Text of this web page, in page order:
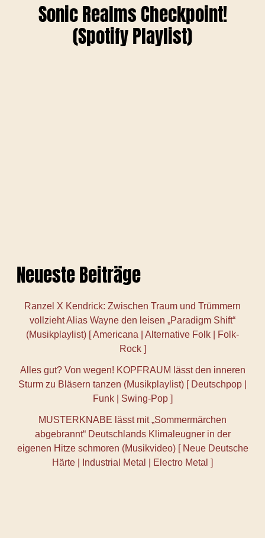
Sonic Realms Checkpoint!
(Spotify Playlist)
Neueste Beiträge
Ranzel X Kendrick: Zwischen Traum und Trümmern
vollzieht Alias Wayne den leisen „Paradigm Shift“
(Musikplaylist) [ Americana | Alternative Folk | Folk-
Rock ]
Alles gut? Von wegen! KOPFRAUM lässt den inneren
Sturm zu Bläsern tanzen (Musikplaylist) [ Deutschpop |
Funk | Swing-Pop ]
MUSTERKNABE lässt mit „Sommermärchen
abgebrannt“ Deutschlands Klimaleugner in der
eigenen Hitze schmoren (Musikvideo) [ Neue Deutsche
Härte | Industrial Metal | Electro Metal ]